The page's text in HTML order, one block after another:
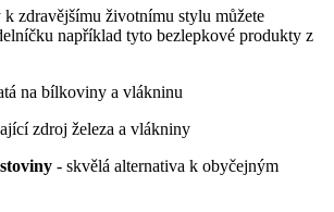
‌k ​zdravějšímu životnímu ​stylu můžete
například⁢ tyto bezlepkové produkty z
na bílkoviny a ​vlákninu
zdroj železa a vlákniny
-​ skvělá alternativa k obyčejným